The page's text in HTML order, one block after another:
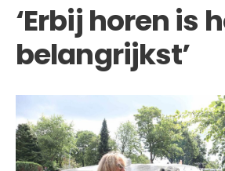
‘Erbij horen is
belangrijkst’